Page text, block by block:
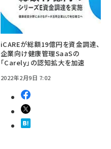
iCAREが総額19億円を資金調達、
企業向け健康管理SaaSの
「Carely」の認知拡大を加速
2022年2月9日 7:02